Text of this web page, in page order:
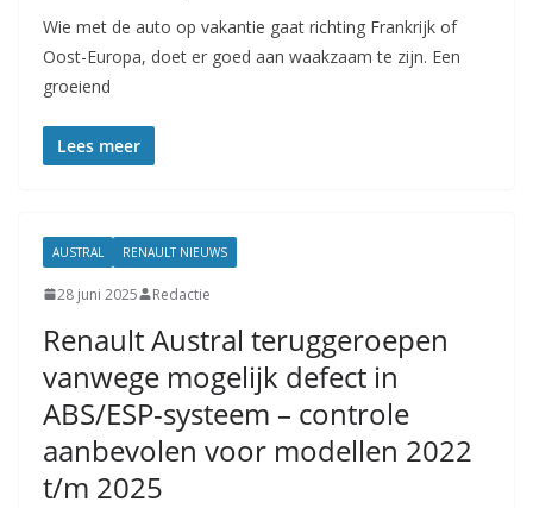
Wie met de auto op vakantie gaat richting Frankrijk of
Oost-Europa, doet er goed aan waakzaam te zijn. Een
groeiend
Lees meer
AUSTRAL RENAULT NIEUWS
28 juni 2025 Redactie
Renault Austral teruggeroepen
vanwege mogelijk defect in
ABS/ESP-systeem – controle
aanbevolen voor modellen 2022
t/m 2025